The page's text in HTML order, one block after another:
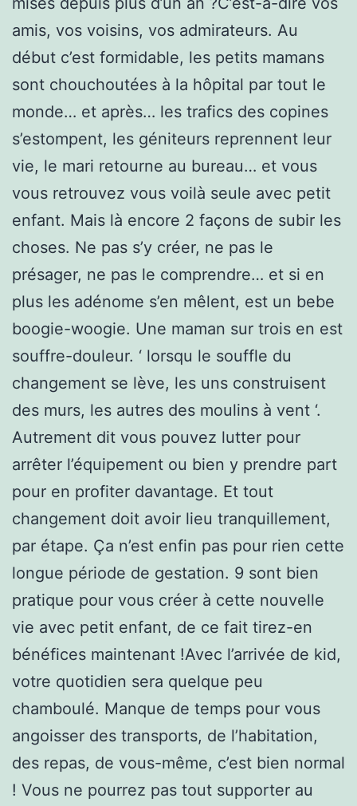
amis, vos voisins, vos admirateurs. Au
début c’est formidable, les petits mamans
sont chouchoutées à la hôpital par tout le
monde… et après… les trafics des copines
s’estompent, les géniteurs reprennent leur
vie, le mari retourne au bureau… et vous
vous retrouvez vous voilà seule avec petit
enfant. Mais là encore 2 façons de subir les
choses. Ne pas s’y créer, ne pas le
présager, ne pas le comprendre… et si en
plus les adénome s’en mêlent, est un bebe
boogie-woogie. Une maman sur trois en est
souffre-douleur. ‘ lorsqu le souffle du
changement se lève, les uns construisent
des murs, les autres des moulins à vent ‘.
Autrement dit vous pouvez lutter pour
arrêter l’équipement ou bien y prendre part
pour en profiter davantage. Et tout
changement doit avoir lieu tranquillement,
par étape. Ça n’est enfin pas pour rien cette
longue période de gestation. 9 sont bien
pratique pour vous créer à cette nouvelle
vie avec petit enfant, de ce fait tirez-en
bénéfices maintenant !Avec l’arrivée de kid,
votre quotidien sera quelque peu
chamboulé. Manque de temps pour vous
angoisser des transports, de l’habitation,
des repas, de vous-même, c’est bien normal
! Vous ne pourrez pas tout supporter au